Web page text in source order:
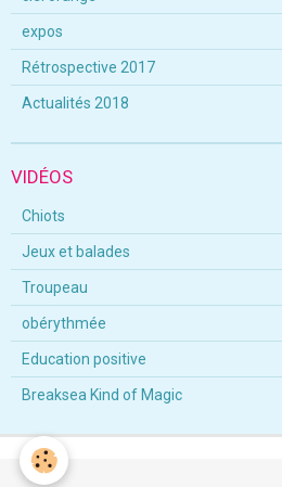
expos
Rétrospective 2017
Actualités 2018
VIDÉOS
Chiots
Jeux et balades
Troupeau
obérythmée
Education positive
Breaksea Kind of Magic